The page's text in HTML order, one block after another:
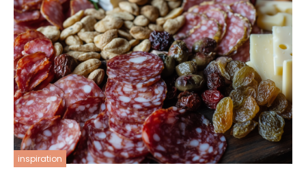
inspiration